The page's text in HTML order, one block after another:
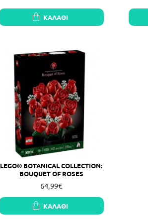
ΚΑΛΆΘΙ
LEGO® BOTANICAL COLLECTION:
BOUQUET OF ROSES
64,99€
ΚΑΛΆΘΙ